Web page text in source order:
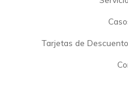
Tarjetas de